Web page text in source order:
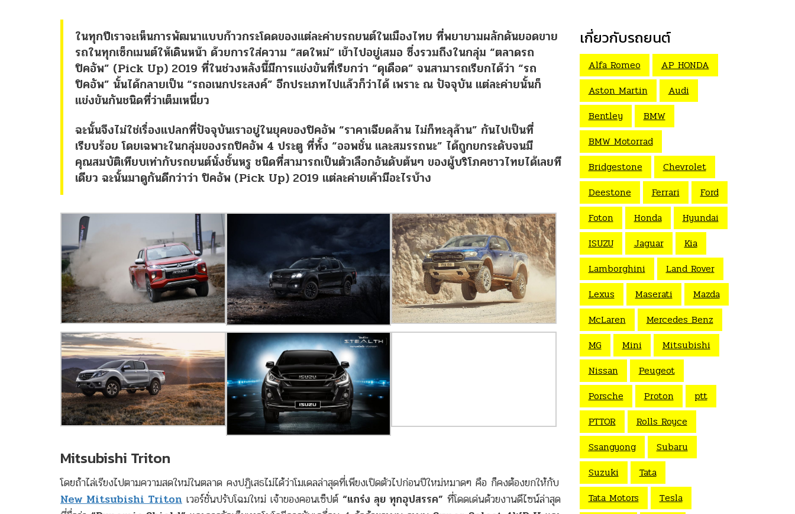
ในทุกปีเราจะเห็นการพัฒนาแบบก้าวกระโดดของแต่ละค่ายรถยนต์ในเมืองไทย ที่พยายามผลักดันยอดขาย
รถในทุกเซ็กเมนต์ให้เดินหน้า ด้วยการใส่ความ “สดใหม่” เข้าไปอยู่เสมอ ซึ่งรวมถึงในกลุ่ม “ตลาดรถ
ปิคอัพ” (Pick Up) 2019 ที่ในช่วงหลังนี้มีการแข่งขันที่เรียกว่า “ดุเดือด” จนสามารถเรียกได้ว่า “รถ
ปิคอัพ” นั้นได้กลายเป็น “รถอเนกประสงค์” อีกประเภทไปแล้วก็ว่าได้ เพราะ ณ ปัจจุบัน แต่ละค่ายนั้นก็
แข่งขันกันชนิดที่ว่าเต็มเหนี่ยว
ฉะนั้นจึงไม่ใช่เรื่องแปลกที่ปัจจุบันเราอยู่ในยุคของปิคอัพ “ราคาเฉียดล้าน ไม่ก็ทะลุล้าน” กันไปเป็นที่
เรียบร้อย โดยเฉพาะในกลุ่มของรถปิคอัพ 4 ประตู ที่ทั้ง “ออพชั่น และสมรรถนะ” ได้ถูกยกระดับจนมี
คุณสมบัติเทียบเท่ากับรถยนต์นั่งชั้นหรู ชนิดที่สามารถเป็นตัวเลือกอันดับต้นๆ ของผู้บริโภคชาวไทยได้เลยที
เดียว ฉะนั้นมาดูกันดีกว่าว่า ปิคอัพ (Pick Up) 2019 แต่ละค่ายเค้ามีอะไรบ้าง
Mitsubishi Triton
โดยถ้าไล่เรียงไปตามความสดใหม่ในตลาด คงปฏิเสธไม่ได้ว่าโมเดลล่าสุดที่เพียงเปิดตัวไปก่อนปีใหม่หมาดๆ คือ ก็คงต้องยกให้กับ
New Mitsubishi Triton เวอร์ชั่นปรับโฉมใหม่ เจ้าของคอนเซ็ปต์ “แกร่ง ลุย ทุกอุปสรรค” ที่โดดเด่นด้วยงานดีไซน์ล่าสุด
เกี่ยวกับรถยนต์
Alfa Romeo
AP HONDA
Aston Martin
Audi
Bentley
BMW
BMW Motorrad
Bridgestone
Chevrolet
Deestone
Ferrari
Ford
Foton
Honda
Hyundai
ISUZU
Jaguar
Kia
Lamborghini
Land Rover
Lexus
Maserati
Mazda
McLaren
Mercedes Benz
MG
Mini
Mitsubishi
Nissan
Peugeot
Porsche
Proton
ptt
PTTOR
Rolls Royce
Ssangyong
Subaru
Suzuki
Tata
Tata Motors
Tesla